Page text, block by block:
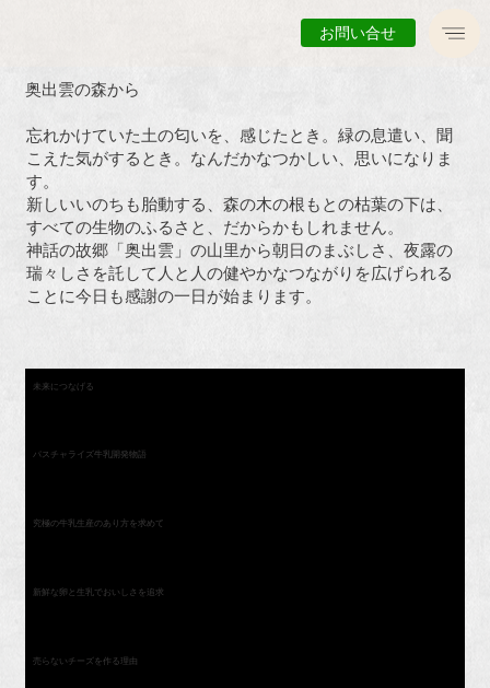
お問い合せ
奥出雲の森から
忘れかけていた土の匂いを、感じたとき。緑の息遣い、聞
こえた気がするとき。なんだかなつかしい、思いになりま
す。
新しいいのちも胎動する、森の木の根もとの枯葉の下は、
すべての生物のふるさと、だからかもしれません。
神話の故郷「奥出雲」の山里から朝日のまぶしさ、夜露の
瑞々しさを託して人と人の健やかなつながりを広げられる
ことに今日も感謝の一日が始まります。
未来につなげる
パスチャライズ牛乳開発物語
究極の牛乳生産のあり方を求めて
新鮮な卵と生乳でおいしさを追求
売らないチーズを作る理由